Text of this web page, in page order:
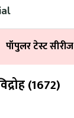
(1672)
पॉपुलर टेस्ट सीरीज